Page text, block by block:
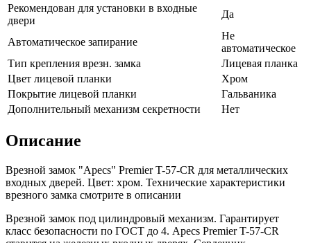
Рекомендован для установки в входные
двери
Да
Автоматическое запирание
Не
автоматическое
Тип крепления врезн. замка
Лицевая планка
Цвет лицевой планки
Хром
Покрытие лицевой планки
Гальваника
Дополнительный механизм секретности
Нет
Описание
Врезной замок "Apecs" Premier T-57-CR для металлических
входных дверей. Цвет: хром. Технические характеристики
врезного замка смотрите в описании
Врезной замок под цилиндровый механизм. Гарантирует
класс безопасности по ГОСТ до 4. Apecs Premier T-57-CR